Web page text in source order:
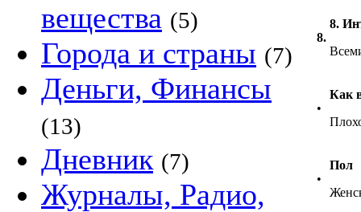
вещества (5)
Города и страны (7)
Деньги, Финансы
(13)
Дневник (7)
Журналы, Радио,
8.
8.
•
Как
•
Пол